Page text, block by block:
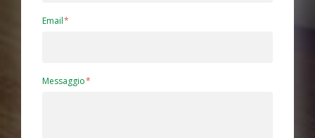
Email
Messaggio